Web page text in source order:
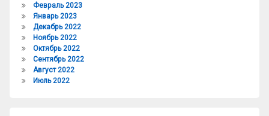
Февраль 2023
Январь 2023
Декабрь 2022
Ноябрь 2022
Октябрь 2022
Сентябрь 2022
Август 2022
Июль 2022